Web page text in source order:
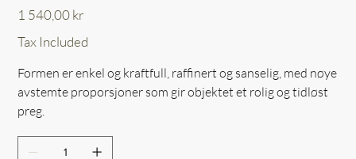
1 540,00 kr
Tax Included
Formen er enkel og kraftfull, raffinert og sanselig, med nøye
avstemte proporsjoner som gir objektet et rolig og tidløst
preg.